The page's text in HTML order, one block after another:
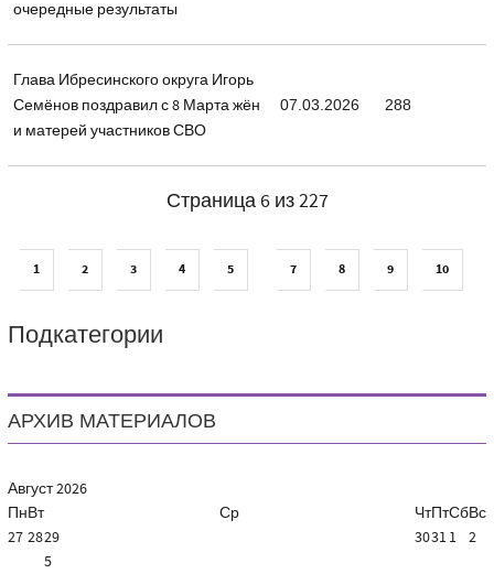
очередные результаты
Глава Ибресинского округа Игорь
Семёнов поздравил с 8 Марта жён
и матерей участников СВО
07.03.2026 288
Страница 6 из 227
1 2 3 4 5 7 8 9 10
Подкатегории
АРХИВ МАТЕРИАЛОВ
Август2026
ПнВт Ср ЧтПтСбВс
27 2829 30311 2
5